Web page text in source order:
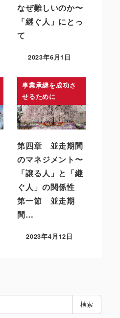
なぜ難しいのか〜
「継ぐ人」にとっ
て
2023年6月1日
事業承継を成功さ
せるために
第四章 並走期間
のマネジメント〜
「譲る人」と「継
ぐ人」の関係性
第一節 並走期
間…
2023年4月12日
検索